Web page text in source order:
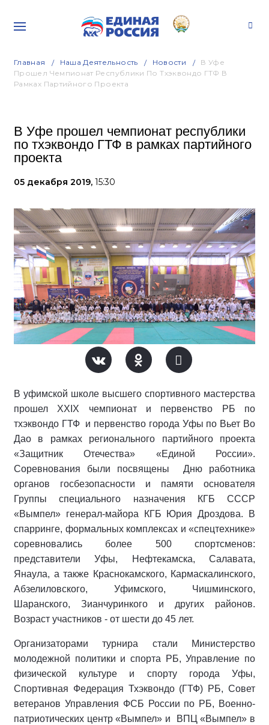
Главная Наша Деятельность Новости
В Уфе
Прошел Чемпионат Республики По Тхэквондо ГТФ В
Рамках Партийного Проекта
В Уфе прошел чемпионат республики
по тхэквондо ГТФ в рамках партийного
проекта
05 декабря 2019, 15:30
В уфимской школе высшего спортивного мастерства
прошел XXIX чемпионат и первенство РБ по
тхэквондо ГТФ и первенство города Уфы по Вьет Во
Дао в рамках регионального партийного проекта
«Защитник Отечества» «Единой России».
Соревнования были посвящены Дню работника
органов госбезопасности и памяти основателя
Группы специального назначения КГБ СССР
«Вымпел» генерал-майора КГБ Юрия Дроздова. В
спарринге, формальных комплексах и «спецтехнике»
соревновались более 500 спортсменов:
представители Уфы, Нефтекамска, Салавата,
Янаула, а также Краснокамского, Кармаскалинского,
Абзелиловского, Уфимского, Чишминского,
Шаранского, Зианчуринкого и других районов.
Возраст участников - от шести до 45 лет.
Организаторами турнира стали Министерство
молодежной политики и спорта РБ, Управление по
физической культуре и спорту города Уфы,
Спортивная Федерация Тхэквондо (ГТФ) РБ, Совет
ветеранов Управления ФСБ России по РБ, Военно-
патриотических центр «Вымпел» и ВПЦ «Вымпел» в